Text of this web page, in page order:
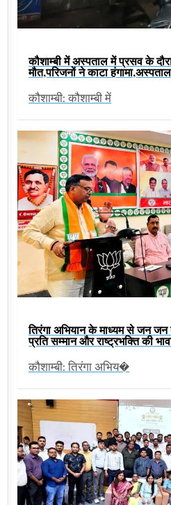
कौशाम्बी में अस्पताल में प्रसव के
मौत,परिजनों ने काटा
कौशाम्बी: कौशाम्बी में
तिरंगा अभियान के माध्यम से जन
प्रति सम्मान और राष्ट्रभक्ति की
कौशाम्बी: तिरंगा अभिय�